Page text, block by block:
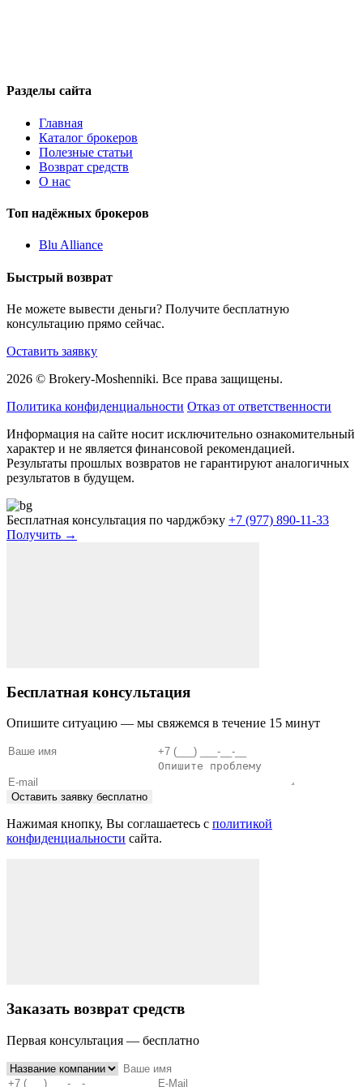
Разделы сайта
Главная
Каталог брокеров
Полезные статьи
Возврат средств
О нас
Топ надёжных брокеров
Blu Alliance
Быстрый возврат
Не можете вывести деньги? Получите бесплатную
консультацию прямо сейчас.
Оставить заявку
2026 © Brokery-Moshenniki. Все права защищены.
Политика конфиденциальности Отказ от ответственности
Информация на сайте носит исключительно ознакомительный
характер и не является финансовой рекомендацией.
Результаты прошлых возвратов не гарантируют аналогичных
результатов в будущем.
Бесплатная консультация по чарджбэку +7 (977) 890-11-33
Получить →
Бесплатная консультация
Опишите ситуацию — мы свяжемся в течение 15 минут
Оставить заявку бесплатно
Нажимая кнопку, Вы соглашаетесь с политикой
конфиденциальности сайта.
Заказать возврат средств
Первая консультация — бесплатно